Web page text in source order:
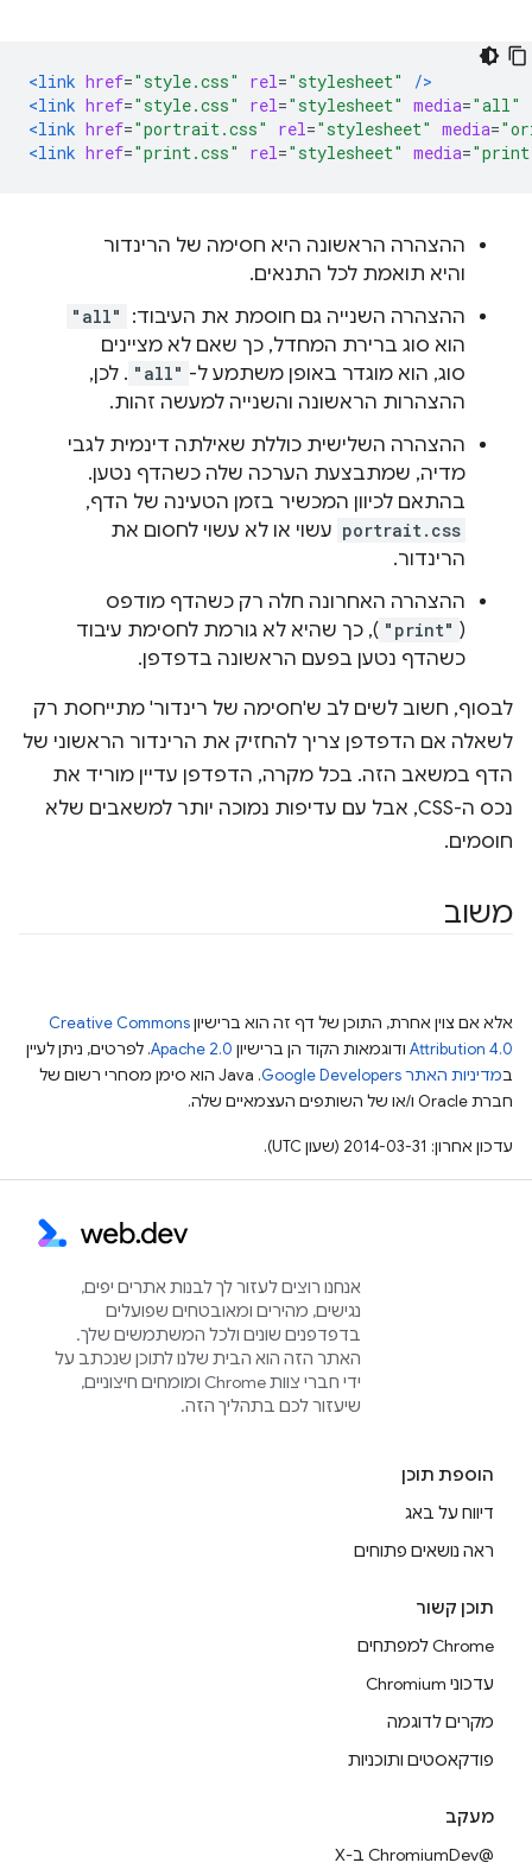
<link href="style.css" rel="stylesheet"
/>
<link href="style.css" rel="stylesheet" media="all"
<link href="portrait.css" rel="stylesheet" media=
<link href="print.css" rel="stylesheet" media=
ההצהרה הראשונה היא חסימה של הרינדור
והיא תואמת לכל התנאים.
ההצהרה השנייה גם חוסמת את העיבוד:
"all"
הוא סוג ברירת המחדל, כך שאם לא מציינים
סוג, הוא מוגדר באופן משתמע ל- "all" . לכן,
ההצהרות הראשונה והשנייה למעשה זהות.
ההצהרה השלישית כוללת שאילתה דינמית לגבי
מדיה, שמתבצעת הערכה שלה כשהדף נטען.
בהתאם לכיוון המכשיר בזמן הטעינה של הדף,
portrait.css עשוי או לא עשוי לחסום את
הרינדור.
ההצהרה האחרונה חלה רק כשהדף מודפס
(
"print" ), כך שהיא לא גורמת לחסימת עיבוד
כשהדף נטען בפעם הראשונה בדפדפן.
לבסוף, חשוב לשים לב ש'חסימה של רינדור' מתייחסת רק
לשאלה אם הדפדפן צריך להחזיק את הרינדור הראשוני של
הדף במשאב הזה. בכל מקרה, הדפדפן עדיין מוריד את
נכס ה-CSS, אבל עם עדיפות נמוכה יותר למשאבים שלא
חוסמים.
משוב
אלא אם צוין אחרת, התוכן של דף זה הוא ברישיוןCreative Commons
Attribution 4.0 ודוגמאות הקוד הן ברישיון Apache 2.0. לפרטים, ניתן לעיין
במדיניות האתר Google Developers‏
.‏ Java הוא סימן מסחרי רשום של
חברת Oracle ו/או של השותפים העצמאיים שלה.
עדכון אחרון: 2014-03-31 (שעון UTC).
אנחנו רוצים לעזור לך לבנות אתרים יפים,
נגישים, מהירים ומאובטחים שפועלים
בדפדפנים שונים ולכל המשתמשים שלך.
האתר הזה הוא הבית שלנו לתוכן שנכתב על
ידי חברי צוות Chrome ומומחים חיצוניים,
שיעזור לכם בתהליך הזה.
הוספת תוכן
דיווח על באג
ראה נושאים פתוחים
תוכן קשור
Chrome למפתחים
עדכוני Chromium
מקרים לדוגמה
פודקאסטים ותוכניות
מעקב
@ChromiumDev ב-X